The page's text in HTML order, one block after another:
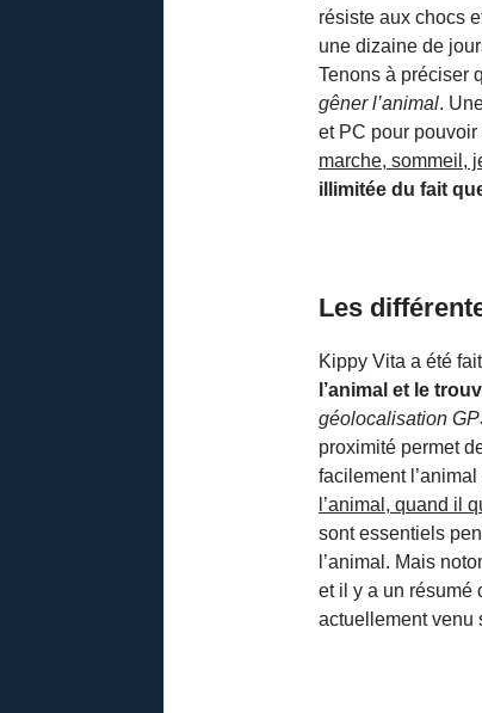
résiste aux chocs
une dizaine de
Tenons à préciser
gêner l’animal.
et PC pour
marche, sommeil,
illimitée du fait
Les
Kippy Vita a été
l’animal et le
géolocalisation
proximité permet
facilement l’animal
l’animal, quand il
sont essentiels
l’animal. Mais
et il y a un résumé
actuellement venu